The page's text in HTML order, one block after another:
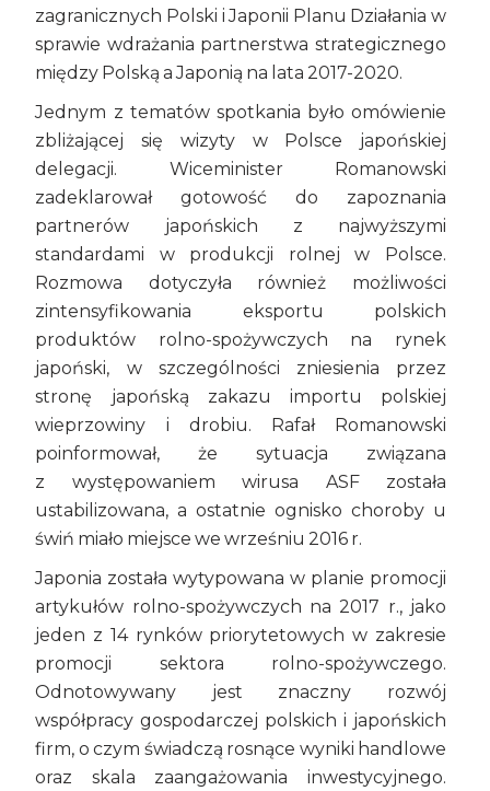
zagranicznych Polski i Japonii Planu Działania w
sprawie wdrażania partnerstwa strategicznego
między Polską a Japonią na lata 2017-2020.
Jednym z tematów spotkania było omówienie
zbliżającej się wizyty w Polsce japońskiej
delegacji. Wiceminister Romanowski
zadeklarował gotowość do zapoznania
partnerów japońskich z najwyższymi
standardami w produkcji rolnej w Polsce.
Rozmowa dotyczyła również możliwości
zintensyfikowania eksportu polskich
produktów rolno-spożywczych na rynek
japoński, w szczególności zniesienia przez
stronę japońską zakazu importu polskiej
wieprzowiny i drobiu. Rafał Romanowski
poinformował, że sytuacja związana
z występowaniem wirusa ASF została
ustabilizowana, a ostatnie ognisko choroby u
świń miało miejsce we wrześniu 2016 r.
Japonia została wytypowana w planie promocji
artykułów rolno-spożywczych na 2017 r., jako
jeden z 14 rynków priorytetowych w zakresie
promocji sektora rolno-spożywczego.
Odnotowywany jest znaczny rozwój
współpracy gospodarczej polskich i japońskich
firm, o czym świadczą rosnące wyniki handlowe
oraz skala zaangażowania inwestycyjnego.